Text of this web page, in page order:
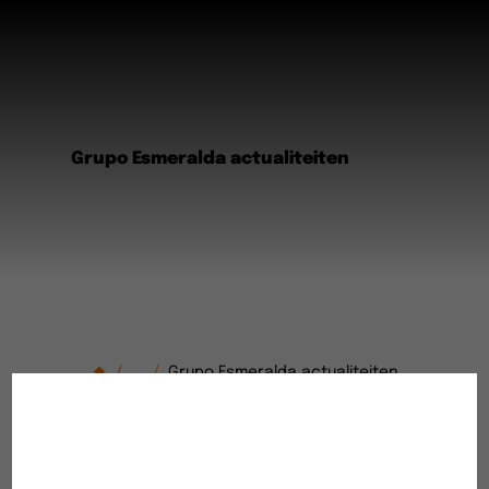
Grupo Esmeralda actualiteiten
... Grupo Esmeralda actualiteiten